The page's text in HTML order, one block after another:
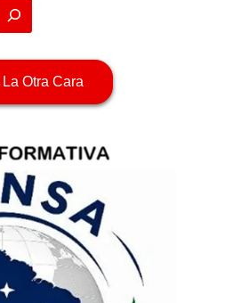
Otra Cara